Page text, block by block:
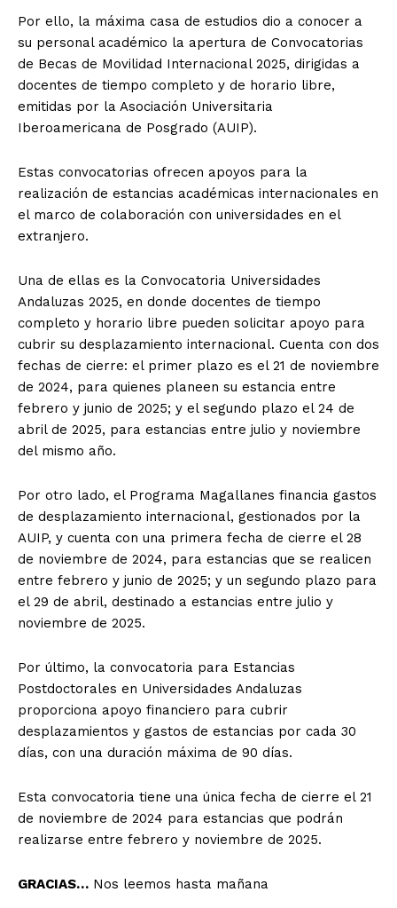
Por ello, la máxima casa de estudios dio a conocer a
su personal académico la apertura de Convocatorias
de Becas de Movilidad Internacional 2025, dirigidas a
docentes de tiempo completo y de horario libre,
emitidas por la Asociación Universitaria
Iberoamericana de Posgrado (AUIP).
Estas convocatorias ofrecen apoyos para la
realización de estancias académicas internacionales en
el marco de colaboración con universidades en el
extranjero.
Una de ellas es la Convocatoria Universidades
Andaluzas 2025, en donde docentes de tiempo
completo y horario libre pueden solicitar apoyo para
cubrir su desplazamiento internacional. Cuenta con dos
fechas de cierre: el primer plazo es el 21 de noviembre
de 2024, para quienes planeen su estancia entre
febrero y junio de 2025; y el segundo plazo el 24 de
abril de 2025, para estancias entre julio y noviembre
del mismo año.
Por otro lado, el Programa Magallanes financia gastos
de desplazamiento internacional, gestionados por la
AUIP, y cuenta con una primera fecha de cierre el 28
de noviembre de 2024, para estancias que se realicen
entre febrero y junio de 2025; y un segundo plazo para
el 29 de abril, destinado a estancias entre julio y
noviembre de 2025.
Por último, la convocatoria para Estancias
Postdoctorales en Universidades Andaluzas
proporciona apoyo financiero para cubrir
desplazamientos y gastos de estancias por cada 30
días, con una duración máxima de 90 días.
Esta convocatoria tiene una única fecha de cierre el 21
de noviembre de 2024 para estancias que podrán
realizarse entre febrero y noviembre de 2025.
GRACIAS… Nos leemos hasta mañana